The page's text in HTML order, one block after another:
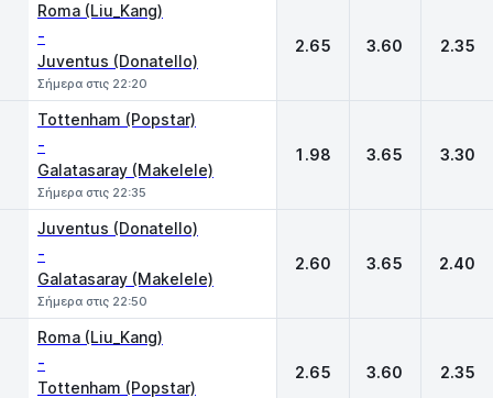
Roma (Liu_Kang)
-
Juventus (Donatello)
Σήμερα στις 22:20
2.65 3.60 2.35
Tottenham (Popstar)
-
Galatasaray (Makelele)
Σήμερα στις 22:35
1.98 3.65 3.30
Juventus (Donatello)
-
Galatasaray (Makelele)
Σήμερα στις 22:50
2.60 3.65 2.40
Roma (Liu_Kang)
-
Tottenham (Popstar)
2.65 3.60 2.35